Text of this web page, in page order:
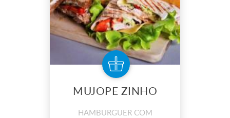
MUJOPE ZINHO
HAMBURGUER COM